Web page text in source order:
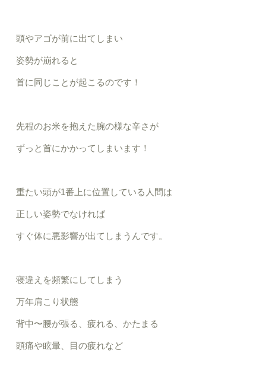
頭やアゴが前に出てしまい
姿勢が崩れると
首に同じことが起こるのです！
先程のお米を抱えた腕の様な辛さが
ずっと首にかかってしまいます！
重たい頭が1番上に位置している人間は
正しい姿勢でなければ
すぐ体に悪影響が出てしまうんです。
寝違えを頻繁にしてしまう
万年肩こり状態
背中〜腰が張る、疲れる、かたまる
頭痛や眩暈、目の疲れなど